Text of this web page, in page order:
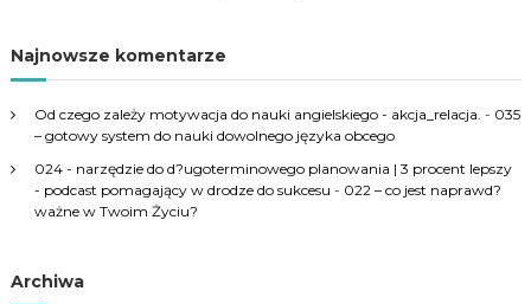
Najnowsze komentarze
Od czego zależy motywacja do nauki angielskiego - akcja_relacja. - 035
– gotowy system do nauki dowolnego języka obcego
024 - narzędzie do d?ugoterminowego planowania | 3 procent lepszy
- podcast pomagający w drodze do sukcesu - 022 – co jest naprawd?
ważne w Twoim Życiu?
Archiwa